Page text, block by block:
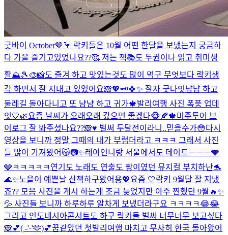
굿바이 October🤎🦩 락키들은 10월 어떤 한달을 보냈는지 궁금하
다 가을 즐기고있었나요??🥰 저는 책📚도 두권이나 읽고 취미생
활⛰️🎾🎨📸도 즐겨 하고 맛있는것도 많이 먹구 무엇보다 락키생
각 하면서 잘 지내고 있었어요🙈💖🗝️🍀✨ 잘자 굿나잇냠냠 하고
둘레길 돌아다니고 또 냠냠 하고 귀가🍁발리여행 사진 폭풍 업데
잇🤍🌿요즘 날씨가 오래오래 갔으면 좋겠다🐵🍂🍁미주투어 브
이로그 잘 봐주셨나요??🙈♥️ 벌써 두달전이라니..믿을수가😳다시
영상을 보니까 정말 그때의 내가 부럽더라고 ㅋㅋㅋ 그래서 사진
들 많이 가져왔어😽📷✨레아언니랑 서울에서도 데이트ㅡㅡㅡ🩶
🩶ㅋㅋㅋㅋㅋ 연기도 노래도 연출도 짱이였던 뮤지컬 부치하난🐬
🌊✨노을이 예쁜날 산책하구왔어용💖 요즘 🤍락키 9월달 잘 지냈
죠?? 모음 사진을 게시 하는게 조금 늦었지만 아주 찐했던 9월🔥✨
💦 사진들 보니까 하루하루 알차게 보냈더라구요 ㅋㅋㅋㅋ😂😂
그리고 인도네시아콘서트도 하구 락키들 벌써 너무너무 보고싶다
🙈💕( ˶'ᵕ'🫶)💕꿈같았던 첫발리여행 마치고 무사히 한국 돌아왔어